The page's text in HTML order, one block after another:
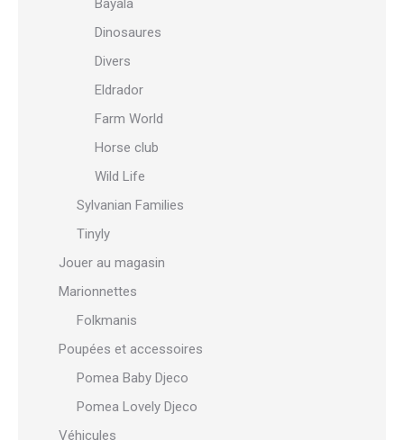
Bayala
Dinosaures
Divers
Eldrador
Farm World
Horse club
Wild Life
Sylvanian Families
Tinyly
Jouer au magasin
Marionnettes
Folkmanis
Poupées et accessoires
Pomea Baby Djeco
Pomea Lovely Djeco
Véhicules